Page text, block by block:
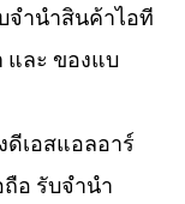
จำนำสินค้าไอที
และ ของแบ
เอสแอลอาร์
อ รับจำนำ